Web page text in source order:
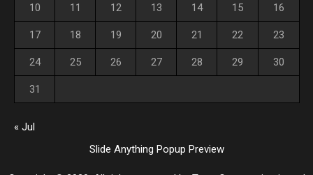
10 11 12 13 14 15 16
17 18 19 20 21 22 23
24 25 26 27 28 29 30
31
« Jul
Slide Anything Popup Preview